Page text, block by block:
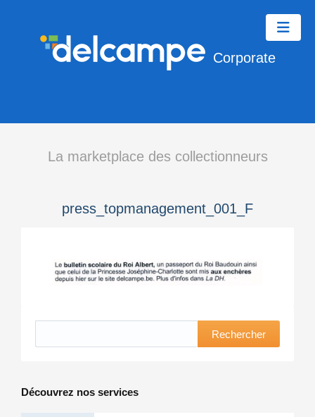
Corporate
La marketplace des collectionneurs
press_topmanagement_001_F
Rechercher
Découvrez nos services